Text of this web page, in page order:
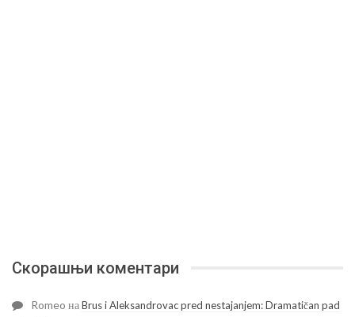
Скорашњи коментари
Romeo наBrus i Aleksandrovac pred nestajanjem: Dramatičan pad